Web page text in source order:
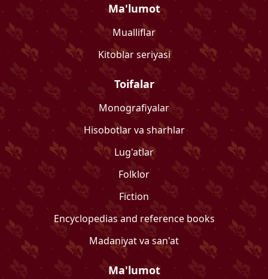
Ma'lumot
Mualliflar
Kitoblar seriyasi
Toifalar
Monografiyalar
Hisobotlar va sharhlar
Lug'atlar
Folklor
Fiction
Encyclopedias and reference books
Madaniyat va san'at
Ma'lumot